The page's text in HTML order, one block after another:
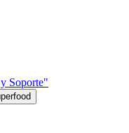
Soporte"